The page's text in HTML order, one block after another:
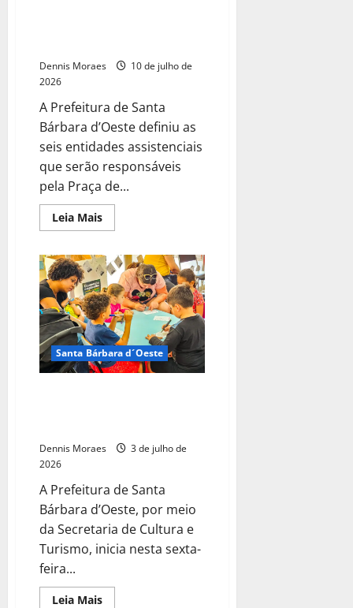
Dennis Moraes
10 de julho de
2026
A Prefeitura de Santa
Bárbara d’Oeste definiu as
seis entidades assistenciais
que serão responsáveis
pela Praça de...
Leia Mais
Santa Bárbara d´Oeste
Dennis Moraes
3 de julho de
2026
A Prefeitura de Santa
Bárbara d’Oeste, por meio
da Secretaria de Cultura e
Turismo, inicia nesta sexta-
feira...
Leia Mais